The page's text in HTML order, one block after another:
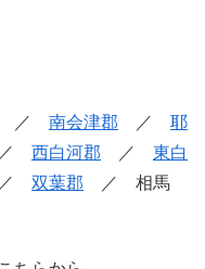
／ 南会津郡 ／ 耶
西白河郡 ／ 東白
双葉郡 ／ 相馬